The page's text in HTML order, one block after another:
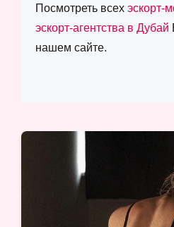
Посмотреть всех эскорт-
эскорт-агентства в Дубай
нашем сайте.